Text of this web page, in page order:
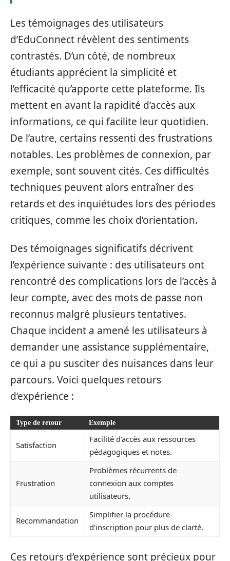
Les témoignages des utilisateurs
d’EduConnect révèlent des sentiments
contrastés. D’un côté, de nombreux
étudiants apprécient la simplicité et
l’efficacité qu’apporte cette plateforme. Ils
mettent en avant la rapidité d’accès aux
informations, ce qui facilite leur quotidien.
De l’autre, certains ressenti des frustrations
notables. Les problèmes de connexion, par
exemple, sont souvent cités. Ces difficultés
techniques peuvent alors entraîner des
retards et des inquiétudes lors des périodes
critiques, comme les choix d’orientation.
Des témoignages significatifs décrivent
l’expérience suivante : des utilisateurs ont
rencontré des complications lors de l’accès à
leur compte, avec des mots de passe non
reconnus malgré plusieurs tentatives.
Chaque incident a amené les utilisateurs à
demander une assistance supplémentaire,
ce qui a pu susciter des nuisances dans leur
parcours. Voici quelques retours
d’expérience :
Type de retour Exemple
Satisfaction
Facilité d’accès aux ressources
pédagogiques et notes.
Frustration
Problèmes récurrents de
connexion aux comptes
utilisateurs.
Recommandation
Simplifier la procédure
d’inscription pour plus de clarté.
Ces retours d’expérience sont précieux pour